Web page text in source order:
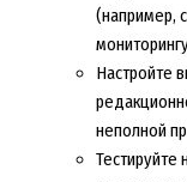
(например,
Настройте
неполной
Тестируйте